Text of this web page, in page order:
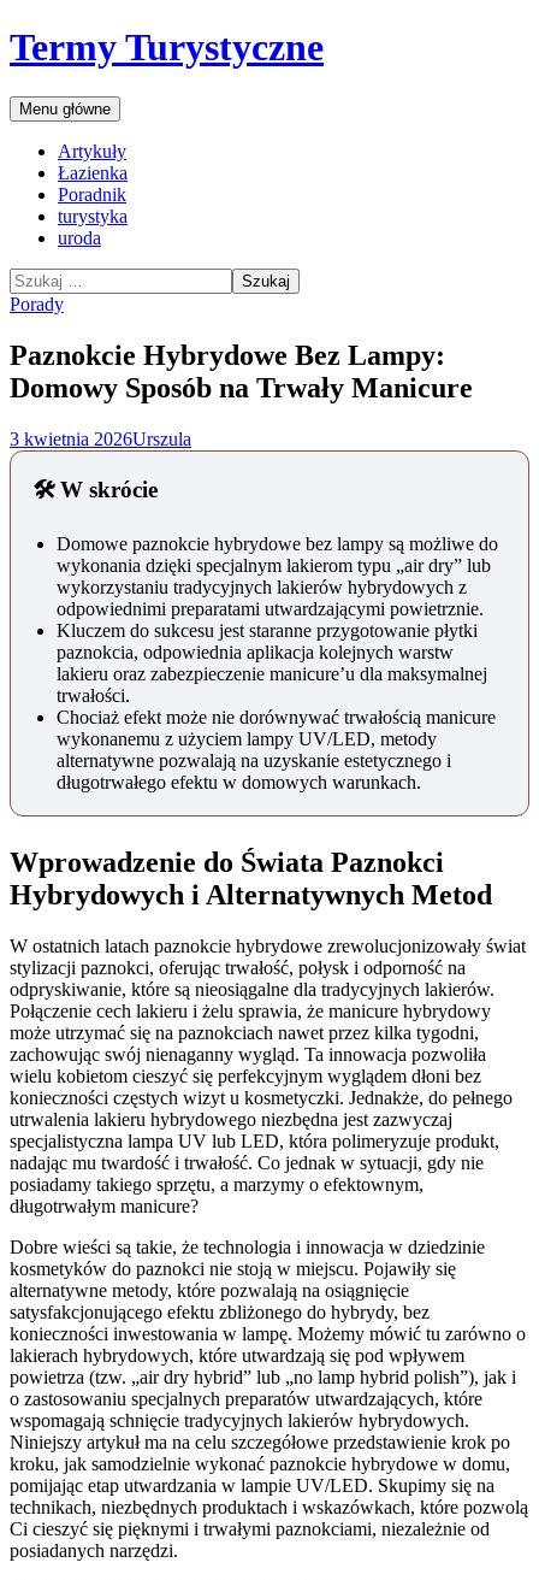
Przejdź
do
Termy Turystyczne
Szukaj
Menu główne
Artykuły
Łazienka
Poradnik
turystyka
uroda
Szukaj:
Porady
Paznokcie Hybrydowe Bez Lampy:
Domowy Sposób na Trwały Manicure
3 kwietnia 2026Urszula
🛠️ W skrócie
Domowe paznokcie hybrydowe bez lampy są możliwe do
wykonania dzięki specjalnym lakierom typu „air dry” lub
wykorzystaniu tradycyjnych lakierów hybrydowych z
odpowiednimi preparatami utwardzającymi powietrznie.
Kluczem do sukcesu jest staranne przygotowanie płytki
paznokcia, odpowiednia aplikacja kolejnych warstw
lakieru oraz zabezpieczenie manicure’u dla maksymalnej
trwałości.
Chociaż efekt może nie dorównywać trwałością manicure
wykonanemu z użyciem lampy UV/LED, metody
alternatywne pozwalają na uzyskanie estetycznego i
długotrwałego efektu w domowych warunkach.
Wprowadzenie do Świata Paznokci
Hybrydowych i Alternatywnych Metod
W ostatnich latach paznokcie hybrydowe zrewolucjonizowały świat
stylizacji paznokci, oferując trwałość, połysk i odporność na
odpryskiwanie, które są nieosiągalne dla tradycyjnych lakierów.
Połączenie cech lakieru i żelu sprawia, że manicure hybrydowy
może utrzymać się na paznokciach nawet przez kilka tygodni,
zachowując swój nienaganny wygląd. Ta innowacja pozwoliła
wielu kobietom cieszyć się perfekcyjnym wyglądem dłoni bez
konieczności częstych wizyt u kosmetyczki. Jednakże, do pełnego
utrwalenia lakieru hybrydowego niezbędna jest zazwyczaj
specjalistyczna lampa UV lub LED, która polimeryzuje produkt,
nadając mu twardość i trwałość. Co jednak w sytuacji, gdy nie
posiadamy takiego sprzętu, a marzymy o efektownym,
długotrwałym manicure?
Dobre wieści są takie, że technologia i innowacja w dziedzinie
kosmetyków do paznokci nie stoją w miejscu. Pojawiły się
alternatywne metody, które pozwalają na osiągnięcie
satysfakcjonującego efektu zbliżonego do hybrydy, bez
konieczności inwestowania w lampę. Możemy mówić tu zarówno o
lakierach hybrydowych, które utwardzają się pod wpływem
powietrza (tzw. „air dry hybrid” lub „no lamp hybrid polish”), jak i
o zastosowaniu specjalnych preparatów utwardzających, które
wspomagają schnięcie tradycyjnych lakierów hybrydowych.
Niniejszy artykuł ma na celu szczegółowe przedstawienie krok po
kroku, jak samodzielnie wykonać paznokcie hybrydowe w domu,
pomijając etap utwardzania w lampie UV/LED. Skupimy się na
technikach, niezbędnych produktach i wskazówkach, które pozwolą
Ci cieszyć się pięknymi i trwałymi paznokciami, niezależnie od
posiadanych narzędzi.